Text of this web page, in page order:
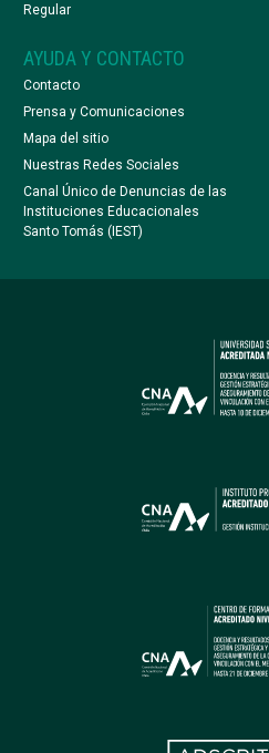
Regular
AYUDA Y CONTACTO
Contacto
Prensa y Comunicaciones
Mapa del sitio
Nuestras Redes Sociales
Canal Único de Denuncias de las
Instituciones Educacionales
Santo Tomás (IEST)